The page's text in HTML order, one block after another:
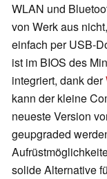
WLAN und
von Werk aus
einfach per USB-
ist im BIOS des
integriert, dank der
kann der kleine
neueste Version
geupgraded
solide Alternative